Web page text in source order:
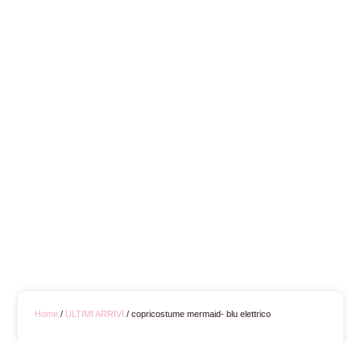
Home/ ULTIMI ARRIVI / copricostume mermaid- blu elettrico